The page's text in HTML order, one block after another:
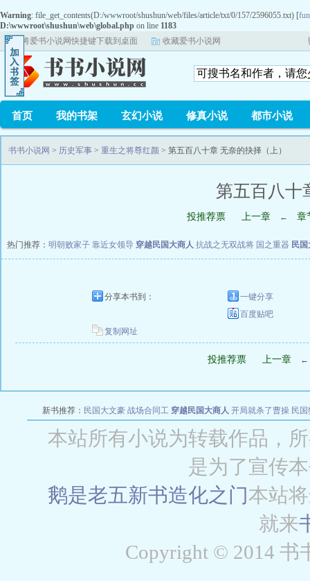
Warning: file_get_contents(D:/wwwroot/shushun/web/files/article/txt/0/157/2596055.txt) [
D:\wwwroot\shushun\web\global.php on line 1183
将爱书小说网快捷键下载到桌面
收藏爱书小说网
首页 我的书架 玄幻小说 修真小说 都市小说
书书小说网 > 历史军事 > 重生之将尊红颜 > 第五百八十章 无奈的抉择（上）
第五百八十
投推荐票 上一章 ← 章
热门推荐： 明朝败家子 靠近女领导 穿越民国大商人 抗战之无双战将 国之重器 民
分享本书到：
一键分享
百度贴吧
复制网址
投推荐票 上一章 ←
新书推荐： 民国大文豪 战场合同工 穿越民国大商人 开局就杀了曹操 民
本站所有小说为转载作品，
是为了宣传
鹅是老五新书造化之门本站
就来
Copyright © 2014 书